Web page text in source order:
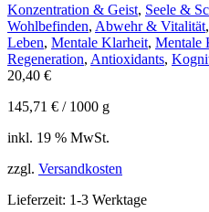
Konzentration & Geist, Seele &
Wohlbefinden, Abwehr & Vitalität,
Leben, Mentale Klarheit, Mentale
Regeneration, Antioxidants,
20,40 €
145,71 € / 1000 g
inkl. 19 % MwSt.
zzgl. Versandkosten
Lieferzeit: 1-3 Werktage